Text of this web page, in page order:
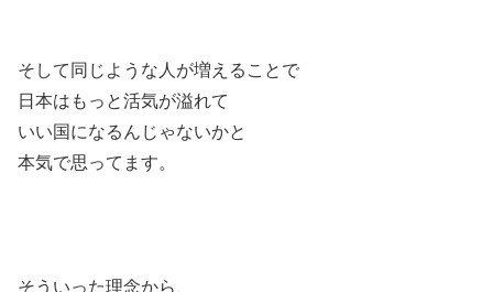
そして同じような人が増えることで
日本はもっと活気が溢れて
いい国になるんじゃないかと
本気で思ってます。
そういった理念から、